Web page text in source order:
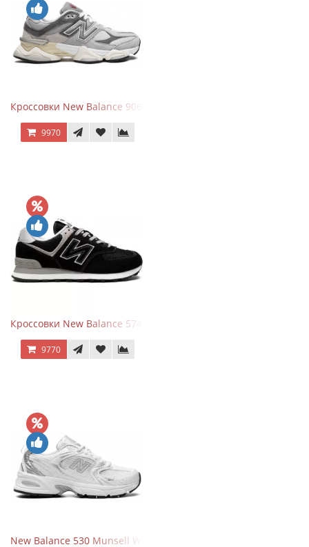
Кроссовки New Balance 9060 Rain Cloud Grey
9970
Кроссовки New Balance 574 Evergreen Black
9770
New Balance 530 Munsell White Silver